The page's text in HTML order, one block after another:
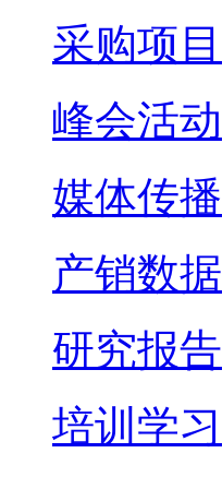
采购项目
峰会活动
媒体传播
产销数据
研究报告
培训学习